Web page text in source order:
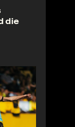
die